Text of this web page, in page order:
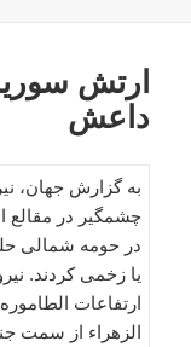
ارتش
داعش
به گزارش جهان،
چشمگیر در مقالع
در حومه شمالی
یا زخمی کردند.
ارتفاعات
الزهراء از سمت